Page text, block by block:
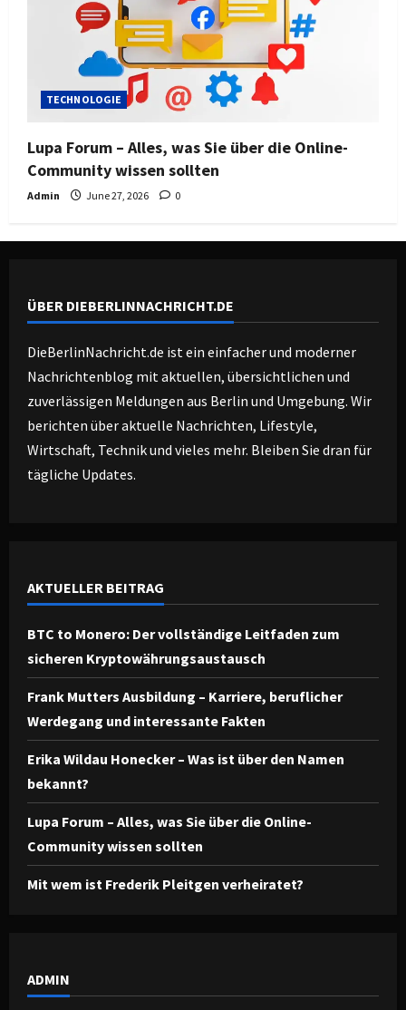
TECHNOLOGIE
Lupa Forum – Alles, was Sie über die Online-
Community wissen sollten
Admin June 27, 2026 0
ÜBER DIEBERLINNACHRICHT.DE
DieBerlinNachricht.de ist ein einfacher und moderner
Nachrichtenblog mit aktuellen, übersichtlichen und
zuverlässigen Meldungen aus Berlin und Umgebung. Wir
berichten über aktuelle Nachrichten, Lifestyle,
Wirtschaft, Technik und vieles mehr. Bleiben Sie dran für
tägliche Updates.
AKTUELLER BEITRAG
BTC to Monero: Der vollständige Leitfaden zum
sicheren Kryptowährungsaustausch
Frank Mutters Ausbildung – Karriere, beruflicher
Werdegang und interessante Fakten
Erika Wildau Honecker – Was ist über den Namen
bekannt?
Lupa Forum – Alles, was Sie über die Online-
Community wissen sollten
Mit wem ist Frederik Pleitgen verheiratet?
ADMIN